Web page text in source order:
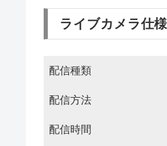
ライブカメラ仕
配信種類
配信方法
配信時間